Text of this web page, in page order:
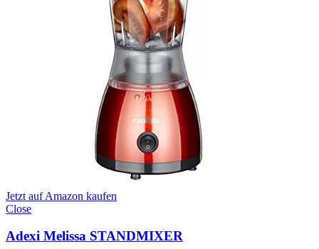
Jetzt auf Amazon kaufen
Close
Adexi Melissa STANDMIXER